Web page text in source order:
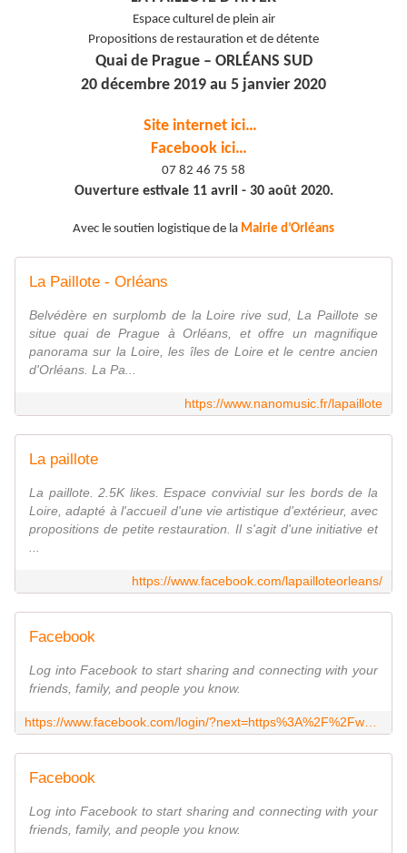
Espace culturel de plein air
Propositions de restauration et de détente
Quai de Prague – ORLÉANS SUD
20 décembre 2019 au 5 janvier 2020
Site internet ici…
Facebook ici…
07 82 46 75 58
Ouverture estivale 11 avril - 30 août 2020.
Avec le soutien logistique de la Mairie d’Orléans
La Paillote - Orléans
Belvédère en surplomb de la Loire rive sud, La Paillote se
situe quai de Prague à Orléans, et offre un magnifique
panorama sur la Loire, les îles de Loire et le centre ancien
d'Orléans. La Pa...
https://www.nanomusic.fr/lapaillote
La paillote
La paillote. 2.5K likes. Espace convivial sur les bords de la
Loire, adapté à l'accueil d'une vie artistique d'extérieur, avec
propositions de petite restauration. Il s'agit d'une initiative et
https://www.facebook.com/lapailloteorleans/
Facebook
Log into Facebook to start sharing and connecting with your
friends, family, and people you know.
Facebook
Log into Facebook to start sharing and connecting with your
friends, family, and people you know.